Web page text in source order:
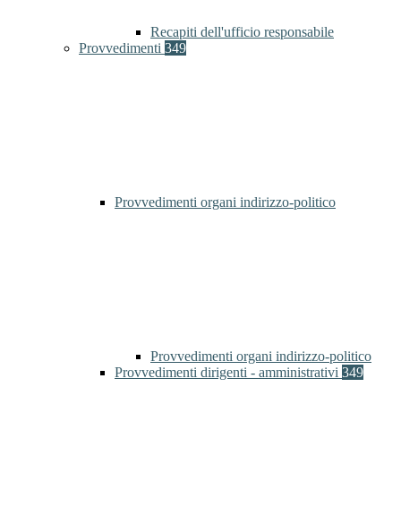
Recapiti dell'ufficio responsabile
Provvedimenti 349
Provvedimenti organi indirizzo-politico
Provvedimenti organi indirizzo-politico
Provvedimenti dirigenti - amministrativi 349